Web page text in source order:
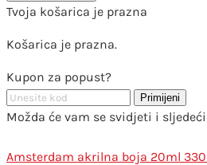
Tvoja košarica je prazna
Košarica je prazna.
Kupon za popust?
Primijeni
Možda će vam se svidjeti i
Amsterdam akrilna boja 20ml 330